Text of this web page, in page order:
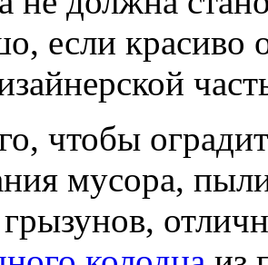
если красиво
чтобы
мусора,